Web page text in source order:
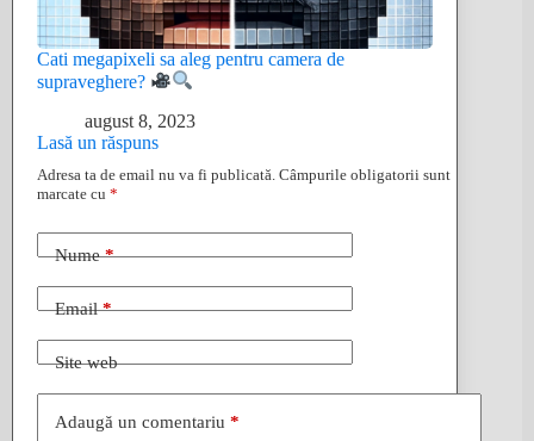
Cati megapixeli sa aleg pentru camera de
supraveghere?
august 8, 2023
Lasă un răspuns
Adresa ta de email nu va fi publicată. Câmpurile obligatorii sunt
marcate cu *
Nume*
Email*
Site web
Adaugă un comentariu *